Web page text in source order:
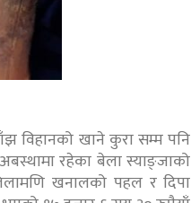
विहानको खाने कुरा सम्म पनि
रहेका बेला स्याङ्जाको
खनालको पहल र दिपा